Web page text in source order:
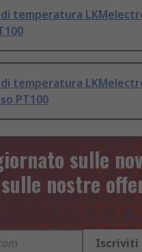
temperatura
temperatura
PT100
sulle
nostre
Iscriviti